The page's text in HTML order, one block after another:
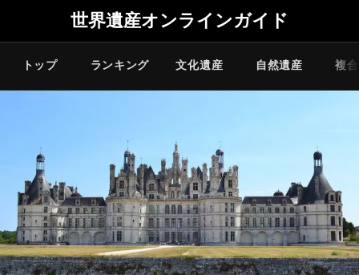
世界遺産オンラインガイド
トップ ランキング 文化遺産 自然遺産 複